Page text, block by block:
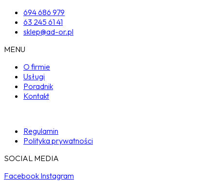
694 686 979
63 245 61 41
sklep@ad-or.pl
MENU
O firmie
Usługi
Poradnik
Kontakt
Regulamin
Polityka prywatności
SOCIAL MEDIA
Facebook Instagram